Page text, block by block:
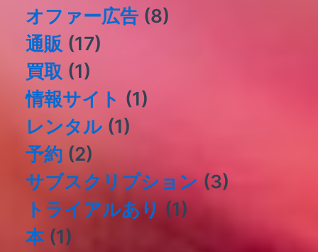
オファー広告 (8)
通販 (17)
買取 (1)
情報サイト (1)
レンタル (1)
予約 (2)
サブスクリプション (3)
トライアルあり (1)
本(1)